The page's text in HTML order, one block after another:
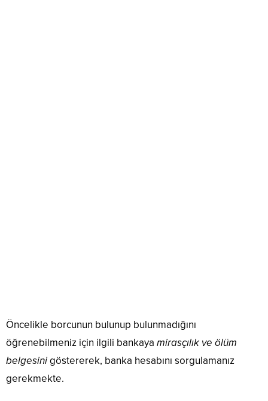
Öncelikle borcunun bulunup bulunmadığını
öğrenebilmeniz için ilgili bankaya mirasçılık ve ölüm
belgesinigöstererek, banka hesabını sorgulamanız
gerekmekte.